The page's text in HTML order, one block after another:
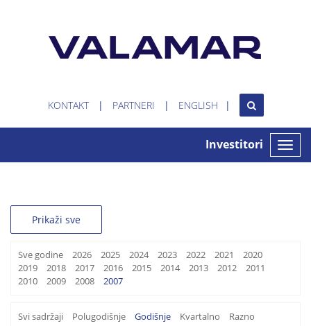
KONTAKT PARTNERI ENGLISH
Toggle
Investitori
Prikaži sve
Sve godine 2026 2025 2024 2023 2022 2021
2020
2019
2018 2017 2016 2015 2014 2013 2012
2011
2010
2009 2008 2007
Svi sadržaji Polugodišnje Godišnje Kvartalno Razno